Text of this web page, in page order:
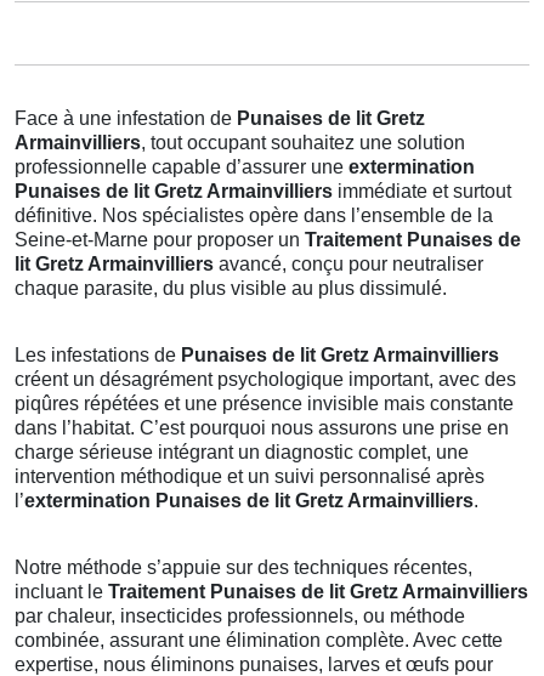
Face à une infestation de Punaises de lit Gretz
Armainvilliers, tout occupant souhaitez une solution
professionnelle capable d’assurer une extermination
Punaises de lit Gretz Armainvilliers immédiate et surtout
définitive. Nos spécialistes opère dans l’ensemble de la
Seine-et-Marne pour proposer un Traitement Punaises de
lit Gretz Armainvilliers avancé, conçu pour neutraliser
chaque parasite, du plus visible au plus dissimulé.
Les infestations de Punaises de lit Gretz Armainvilliers
créent un désagrément psychologique important, avec des
piqûres répétées et une présence invisible mais constante
dans l’habitat. C’est pourquoi nous assurons une prise en
charge sérieuse intégrant un diagnostic complet, une
intervention méthodique et un suivi personnalisé après
l’extermination Punaises de lit Gretz Armainvilliers.
Notre méthode s’appuie sur des techniques récentes,
incluant le Traitement Punaises de lit Gretz Armainvilliers
par chaleur, insecticides professionnels, ou méthode
combinée, assurant une élimination complète. Avec cette
expertise, nous éliminons punaises, larves et œufs pour